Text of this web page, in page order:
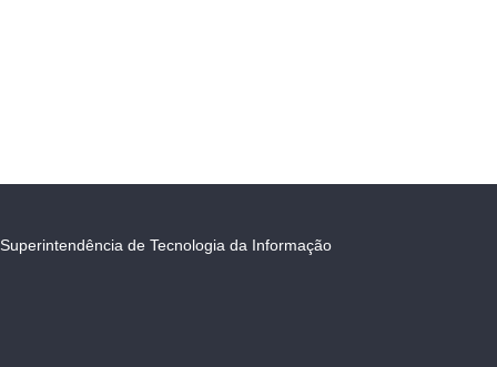
Superintendência de Tecnologia da Informação